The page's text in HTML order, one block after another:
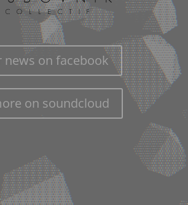
news on facebook
on soundcloud